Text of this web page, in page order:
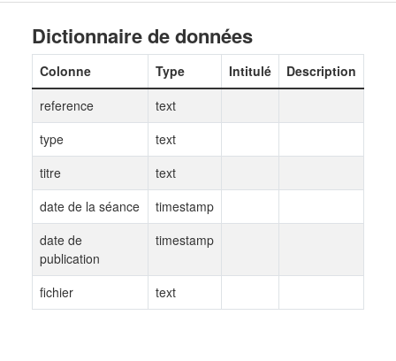
Dictionnaire de données
Colonne Type Intitulé
Description
reference
text
type
text
titre
text
date de la séance
timestamp
date de
publication
timestamp
fichier text